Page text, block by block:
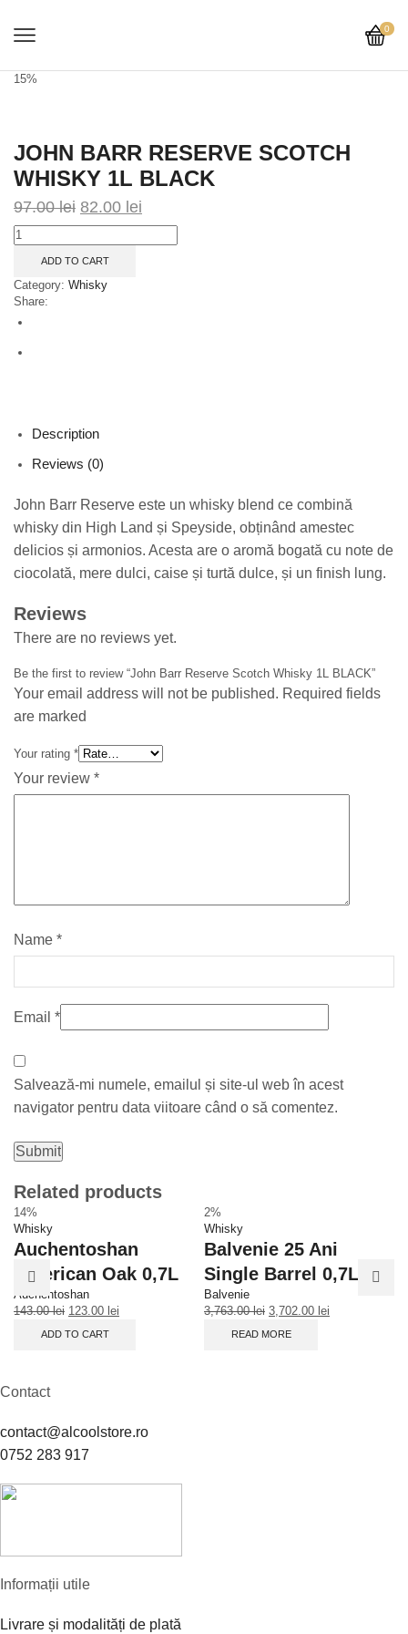
0
15%
JOHN BARR RESERVE SCOTCH
WHISKY 1L BLACK
97.00lei 82.00 lei
John
Barr
Reserve
Scotch
Whisky
ADD TO CART
Category: Whisky
Share:
Description
Reviews (0)
John Barr Reserve este un whisky blend ce combină
whisky din High Land și Speyside, obținând amestec
delicios și armonios. Acesta are o aromă bogată cu note de
ciocolată, mere dulci, caise și turtă dulce, și un finish lung.
Reviews
There are no reviews yet.
Be the first to review “John Barr Reserve Scotch Whisky 1L BLACK”
Your email address will not be published. Required fields
are marked
Your rating *
Your review *
Name *
Email *
Salvează-mi numele, emailul și site-ul web în acest
navigator pentru data viitoare când o să comentez.
Related products
14%
Whisky
Auchentoshan
American Oak 0,7L
Auchentoshan
143.00lei 123.00 lei
ADD TO CART
2%
Whisky
Balvenie 25 Ani
Single Barrel 0,7L
Balvenie
3,763.00lei 3,702.00 lei
READ MORE
Contact
contact@alcoolstore.ro
0752 283 917
Informații utile
Livrare și modalități de plată